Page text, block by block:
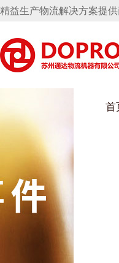
精益生产物流解决方案提供商
首
葫芦娃下载最污架
保险杠料架
消声器料架
车
桶水箱支架
行业